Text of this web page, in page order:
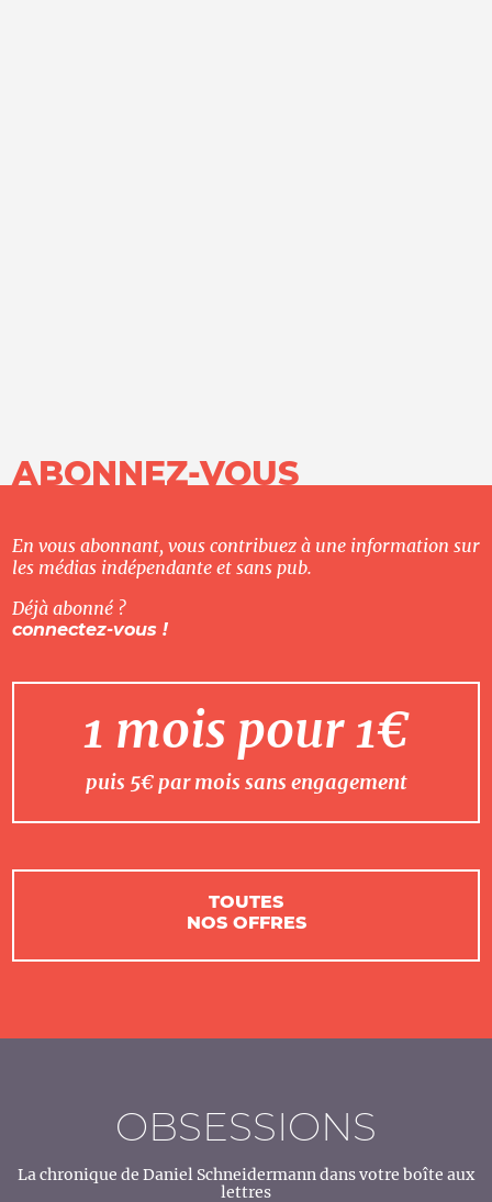
ABONNEZ-VOUS
En vous abonnant, vous contribuez à une information sur
les médias indépendante et sans pub.
Déjà abonné ?
connectez-vous !
1 mois pour 1€
puis 5€ par mois sans engagement
TOUTES
NOS OFFRES
OBSESSIONS
La chronique de Daniel Schneidermann dans votre boîte aux
lettres